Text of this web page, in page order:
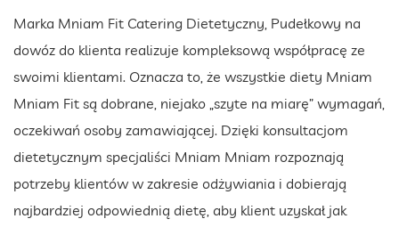
Marka Mniam Fit Catering Dietetyczny, Pudełkowy na
dowóz do klienta realizuje kompleksową współpracę ze
swoimi klientami. Oznacza to, że wszystkie diety Mniam
Mniam Fit są dobrane, niejako „szyte na miarę” wymagań,
oczekiwań osoby zamawiającej. Dzięki konsultacjom
dietetycznym specjaliści Mniam Mniam rozpoznają
potrzeby klientów w zakresie odżywiania i dobierają
najbardziej odpowiednią dietę, aby klient uzyskał jak